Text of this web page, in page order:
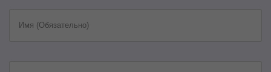
Имя (Обязательно)